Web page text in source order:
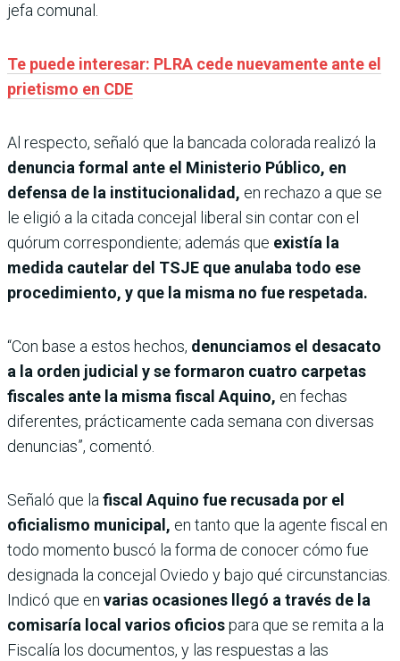
jefa comunal.
Te puede interesar: PLRA cede nuevamente ante el
prietismo en CDE
Al respecto, señaló que la bancada colorada realizó la
denuncia formal ante el Ministerio Público, en
defensa de la institucionalidad, en rechazo a que se
le eligió a la citada concejal liberal sin contar con el
quórum correspondiente; además que existía la
medida cautelar del TSJE que anulaba todo ese
procedimiento, y que la misma no fue respetada.
“Con base a estos hechos, denunciamos el desacato
a la orden judicial y se formaron cuatro carpetas
fiscales ante la misma fiscal Aquino, en fechas
diferentes, prácticamente cada semana con diversas
denuncias”, comentó.
Señaló que lafiscal Aquino fue recusada por el
oficialismo municipal, en tanto que la agente fiscal en
todo momento buscó la forma de conocer cómo fue
designada la concejal Oviedo y bajo qué circunstancias.
Indicó que en varias ocasiones llegó a través de la
comisaría local varios oficiospara que se remita a la
Fiscalía los documentos, y las respuestas a las